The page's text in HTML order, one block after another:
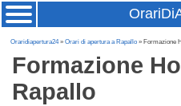
Oraridiapertura24»Orari di apertura a Rapallo » Formazione
Formazione
Rapallo